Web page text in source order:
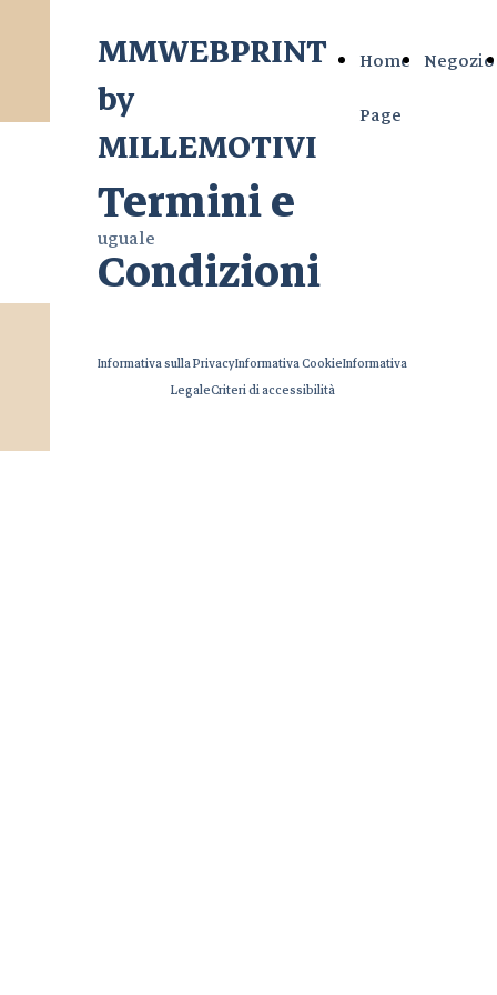
MMWEBPRINT
by
MILLEMOTIVI
Home
Page
Negozio
Informativa sulla PrivacyInformativa CookieInformativa
LegaleCriteri di accessibilità
Termini e
Condizioni
uguale